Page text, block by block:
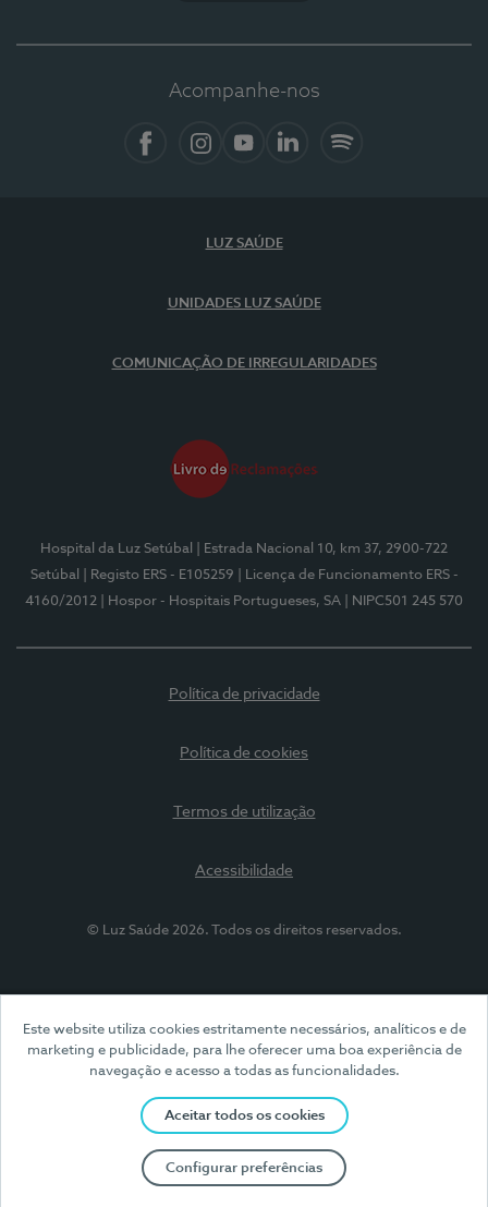
Este website utiliza cookies estritamente necessários, analíticos e de
marketing e publicidade, para lhe oferecer uma boa experiência de
navegação e acesso a todas as funcionalidades.
Aceitar todos os cookies
Configurar preferências
Acompanhe-nos
LUZ SAÚDE
UNIDADES LUZ SAÚDE
COMUNICAÇÃO DE IRREGULARIDADES
Hospital da Luz Setúbal
| Estrada Nacional 10, km 37, 2900-722
Setúbal
| Registo ERS - E105259
| Licença de Funcionamento ERS -
4160/2012
| Hospor - Hospitais Portugueses, SA | NIPC501 245 570
Política de privacidade
Política de cookies
Termos de utilização
Acessibilidade
© Luz Saúde 2026. Todos os direitos reservados.